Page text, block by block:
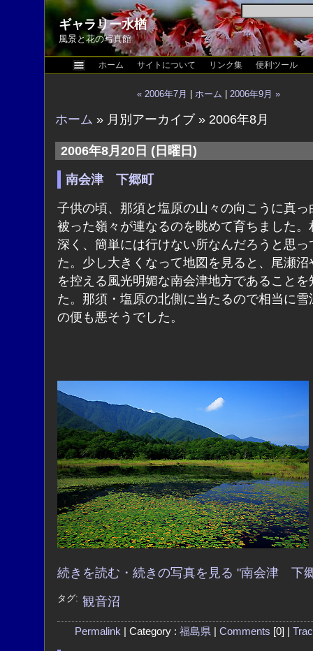
ギャラリー水楢
風景と花の写真館
ホーム サイトについて リンク集 便利ツール
« 2006年7月 ホーム 2006年9月 »
ホーム » 月別アーカイブ » 2006年8月
2006年8月20日 (日曜日)
南会津 下郷町
子供の頃、那須と塩原の山々の向こうに真っ
被った嶺々が連なるのを眺めて育ちました。
深く、簡単には行けない所なんだろうと思っ
た。少し大きくなって地図を見ると、尾瀬沼
を控える風光明媚な南会津地方であることを
た。那須・塩原の北側に当たるので相当に雪
の便も悪そうでした。
続きを読む・続きの写真を見る "南会津 下
タグ: 観音沼
Permalink | Category : 福島県 Comments [0] |